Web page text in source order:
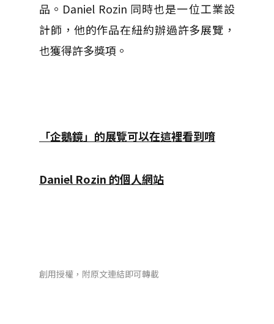
品。Daniel Rozin 同時也是一位工業設
計師，他的作品在紐約辦過許多展覽，
也獲得許多獎項。
「企鵝鏡」的展覽可以在這裡看到唷
Daniel Rozin 的個人網站
創用授權，附原文連結即可轉載